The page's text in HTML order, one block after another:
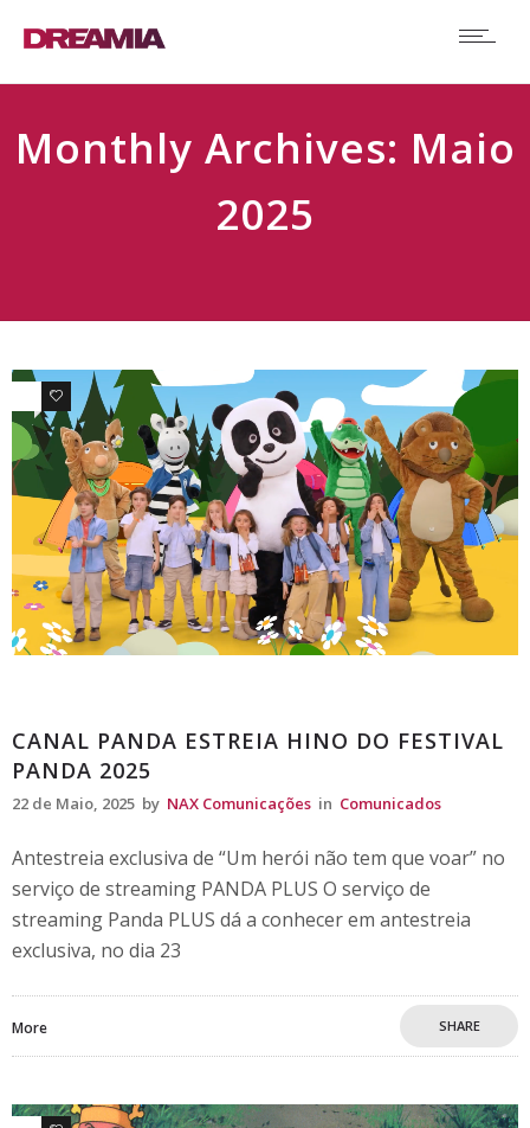
Monthly Archives: Maio
2025
1
CANAL PANDA ESTREIA HINO DO FESTIVAL
PANDA 2025
22 de Maio, 2025 by NAX Comunicações in Comunicados
Antestreia exclusiva de “Um herói não tem que voar” no
serviço de streaming PANDA PLUS O serviço de
streaming Panda PLUS dá a conhecer em antestreia
exclusiva, no dia 23
More SHARE